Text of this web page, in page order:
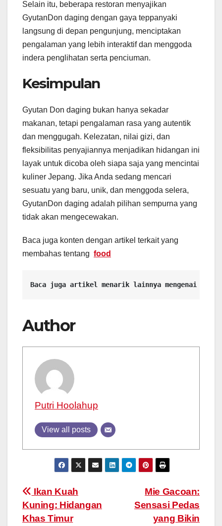
Selain itu, beberapa restoran menyajikan
GyutanDon daging dengan gaya teppanyaki
langsung di depan pengunjung, menciptakan
pengalaman yang lebih interaktif dan menggoda
indera penglihatan serta penciuman.
Kesimpulan
Gyutan Don daging bukan hanya sekadar
makanan, tetapi pengalaman rasa yang autentik
dan menggugah. Kelezatan, nilai gizi, dan
fleksibilitas penyajiannya menjadikan hidangan ini
layak untuk dicoba oleh siapa saja yang mencintai
kuliner Jepang. Jika Anda sedang mencari
sesuatu yang baru, unik, dan menggoda selera,
GyutanDon daging adalah pilihan sempurna yang
tidak akan mengecewakan.
Baca juga konten dengan artikel terkait yang
membahas tentang food
Baca juga artikel menarik lainnya mengenai
Author
Putri Hoolahup
View all posts
Post
navigation
Mie Gacoan:
Sensasi Pedas
yang Bikin
Ikan Kuah
Kuning: Hidangan
Khas Timur